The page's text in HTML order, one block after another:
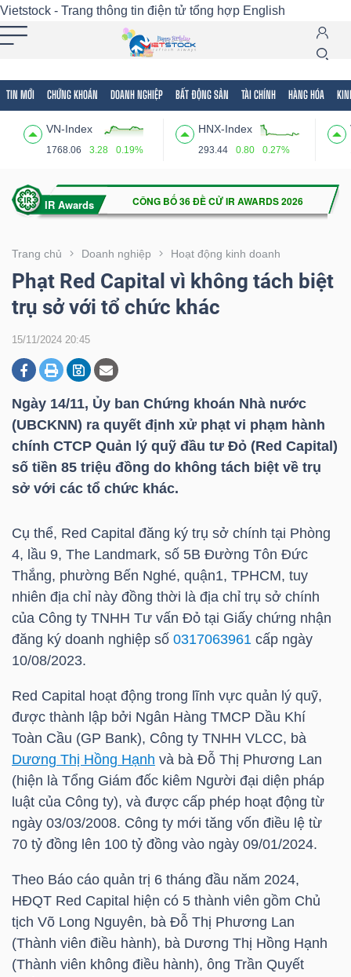
Vietstock - Trang thông tin điện tử tổng hợp English
TIN MỚI CHỨNG KHOÁN DOANH NGHIỆP BẤT ĐỘNG SẢN TÀI CHÍNH HÀNG HÓA
VN-Index
1768.06 3.28 0.19%
HNX-Index
293.44 0.80 0.27%
Trang chủ Doanh nghiệp Hoạt động kinh doanh
Phạt Red Capital vì không tách biệt
trụ sở với tổ chức khác
15/11/2024 20:45
Ngày 14/11, Ủy ban Chứng khoán Nhà nước
(UBCKNN) ra quyết định xử phạt vi phạm hành
chính CTCP Quản lý quỹ đầu tư Đỏ (Red Capital)
số tiền 85 triệu đồng do không tách biệt về trụ
sở với các tổ chức khác.
Cụ thể, Red Capital đăng ký trụ sở chính tại Phòng
4, lầu 9, The Landmark, số 5B Đường Tôn Đức
Thắng, phường Bến Nghé, quận1, TPHCM, tuy
nhiên địa chỉ này đồng thời là địa chỉ trụ sở chính
của Công ty TNHH Tư vấn Đỏ tại Giấy chứng nhận
đăng ký doanh nghiệp số 0317063961 cấp ngày
10/08/2023.
Red Capital hoạt động trong lĩnh vực quản lý quỹ,
được thành lập bởi Ngân Hàng TMCP Dầu Khí
Toàn Cầu (GP Bank), Công ty TNHH VLCC, bà
Dương Thị Hồng Hạnh và bà Đỗ Thị Phương Lan
(hiện là Tổng Giám đốc kiêm Người đại diện pháp
luật của Công ty), và được cấp phép hoạt động từ
ngày 03/03/2008. Công ty mới tăng vốn điều lệ từ
70 tỷ đồng lên 100 tỷ đồng vào ngày 09/01/2024.
Theo Báo cáo quản trị 6 tháng đầu năm 2024,
HĐQT Red Capital hiện có 5 thành viên gồm Chủ
tịch Võ Long Nguyên, bà Đỗ Thị Phương Lan
(Thành viên điều hành), bà Dương Thị Hồng Hạnh
(Thành viên không điều hành), ông Trần Quyết
Tất cả Tính năng Ngành Mã chứng khoán
Tính
(-)
VIETSTOCK
CHỨNG
DOANH
NGHIỆP
TÀI
CHÍNH
HÀNG
HÓA
KINH
TẾ
THẾ
GIỚI